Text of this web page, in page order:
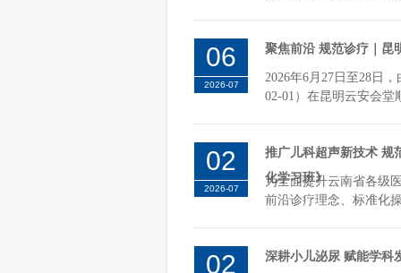
06
2026-07
聚焦前沿 规范诊疗｜昆
2026年6月27日至28日
02-01）在昆明云安会
02
2026-07
推广儿科超声新技术
化学习班》
为全面提升云南省各级
前沿诊疗理念、标准化
02 深耕小儿泌尿 赋能学科